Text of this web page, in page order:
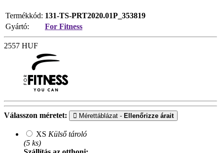
Termékkód: 131-TS-PRT2020.01P_353819
Gyártó:
For Fitness
2557 HUF
Válasszon méretet: Mérettáblázat - Ellenőrizze árait
XS Külső tároló
(5 ks)